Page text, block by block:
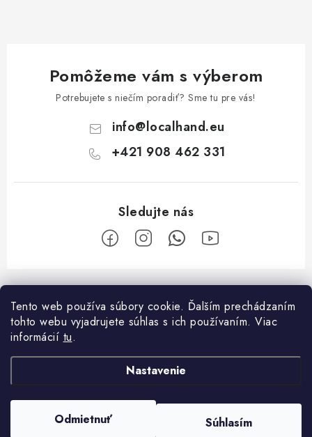
Tento web používa súbory cookie. Ďalším prechádzaním
tohto webu vyjadrujete súhlas s ich používaním. Viac
informácií tu.
Nastavenie
Odmietnuť Súhlasím
Pomôžeme vám s výberom
Potrebujete s niečím poradiť? Sme tu pre vás!
info@localhand.eu
+421 908 462 331
Z
á
Facebook
O nákupe
Reklamačný poriadok
Všeobecné obchodné podmienky
O spoločnosti
O nás
Copyright 2026 . Všetky práva vyhradené.